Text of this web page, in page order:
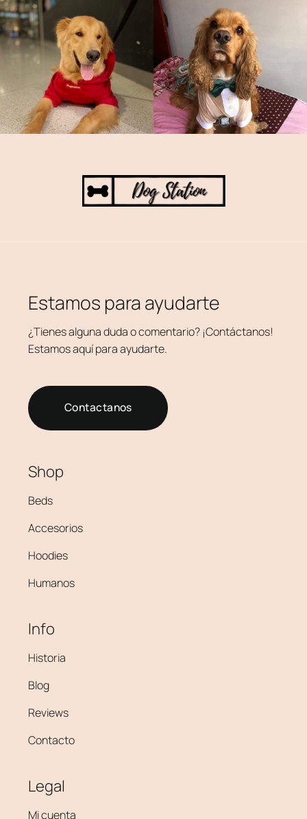
Estamos para ayudarte
¿Tienes alguna duda o comentario? ¡Contáctanos!
Estamos aquí para ayudarte.
Contactanos
Shop
Beds
Accesorios
Hoodies
Humanos
Info
Historia
Blog
Reviews
Contacto
Legal
Mi cuenta